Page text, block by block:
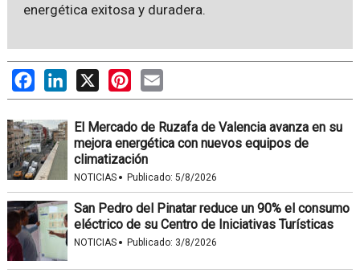
energética exitosa y duradera.
FacebookLinkedIn
X PinterestEmail
El Mercado de Ruzafa de Valencia avanza en su
mejora energética con nuevos equipos de
climatización
NOTICIAS · Publicado: 5/8/2026
San Pedro del Pinatar reduce un 90% el consumo
eléctrico de su Centro de Iniciativas Turísticas
NOTICIAS · Publicado: 3/8/2026